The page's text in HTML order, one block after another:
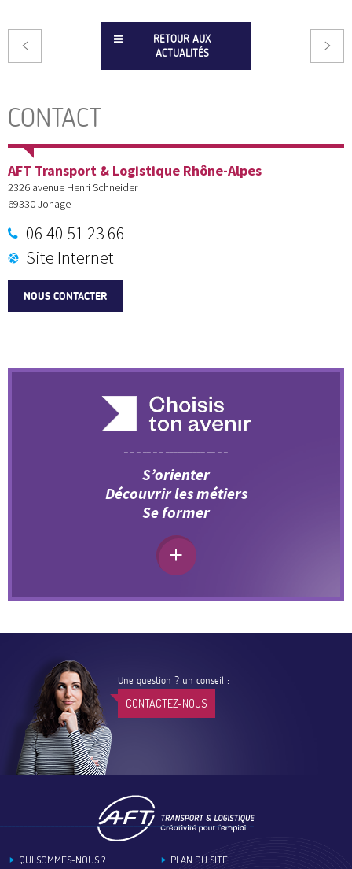
RETOUR AUX
ACTUALITÉS
CONTACT
AFT Transport & Logistique Rhône-Alpes
2326 avenue Henri Schneider
69330Jonage
06 40 51 23 66
Site Internet
NOUS CONTACTER
S’orienter
Découvrir les métiers
Se former
Une question ? un conseil :
CONTACTEZ-NOUS
QUI SOMMES-NOUS ? PLAN DU SITE